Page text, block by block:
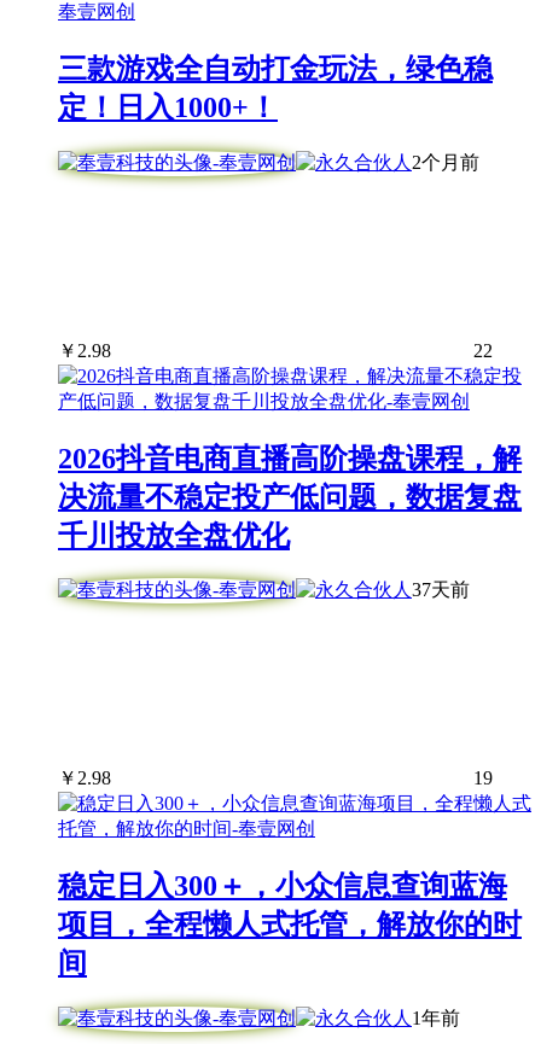
三款游戏全自动打金玩法，绿色稳
定！日入1000+！
2个月前
￥ 2.98 22
2026抖音电商直播高阶操盘课程，解
决流量不稳定投产低问题，数据复盘
千川投放全盘优化
37天前
￥2.98 19
稳定日入300＋，小众信息查询蓝海
项目，全程懒人式托管，解放你的时
间
1年前